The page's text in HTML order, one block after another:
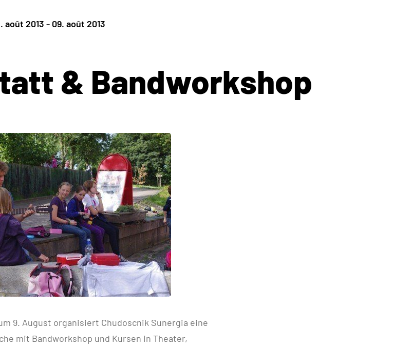
août 2013 - 09. août 2013
& Bandworkshop
9. August organisiert Chudoscnik Sunergia eine
mit Bandworkshop und Kursen in Theater,